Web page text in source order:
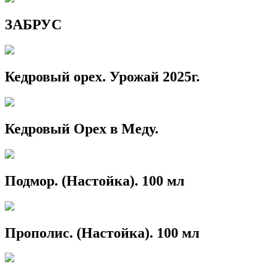
ЗАБРУС
Кедровый орех. Урожай 2025г.
Кедровый Орех в Меду.
Подмор. (Настойка). 100 мл
Прополис. (Настойка). 100 мл